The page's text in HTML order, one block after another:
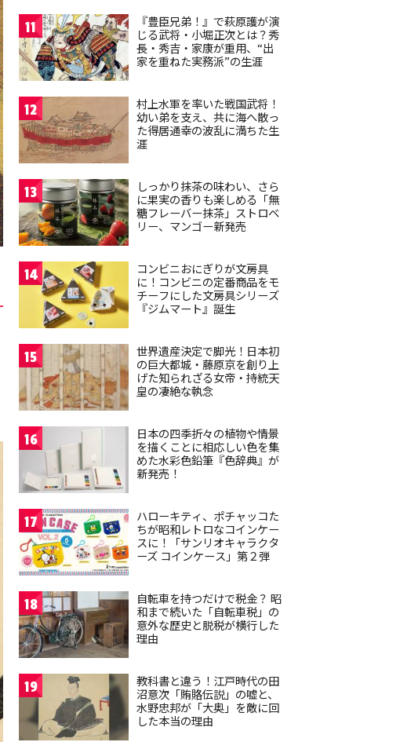
11
『豊臣兄弟！』で萩原護が演
じる武将・小堀正次とは？秀
長・秀吉・家康が重用、“出
家を重ねた実務派”の生涯
12
村上水軍を率いた戦国武将！
幼い弟を支え、共に海へ散っ
た得居通幸の波乱に満ちた生
涯
13
しっかり抹茶の味わい、さら
に果実の香りも楽しめる「無
糖フレーバー抹茶」ストロベ
リー、マンゴー新発売
14
コンビニおにぎりが文房具
に！コンビニの定番商品をモ
チーフにした文房具シリーズ
『ジムマート』誕生
15
世界遺産決定で脚光！日本初
の巨大都城・藤原京を創り上
げた知られざる女帝・持統天
皇の凄絶な執念
16
日本の四季折々の植物や情景
を描くことに相応しい色を集
めた水彩色鉛筆『色辞典』が
新発売！
17
ハローキティ、ポチャッコた
ちが昭和レトロなコインケー
スに！「サンリオキャラクタ
ーズ コインケース」第２弾
18
自転車を持つだけで税金？ 昭
和まで続いた「自転車税」の
意外な歴史と脱税が横行した
理由
19
教科書と違う！江戸時代の田
沼意次「賄賂伝説」の嘘と、
水野忠邦が「大奥」を敵に回
した本当の理由